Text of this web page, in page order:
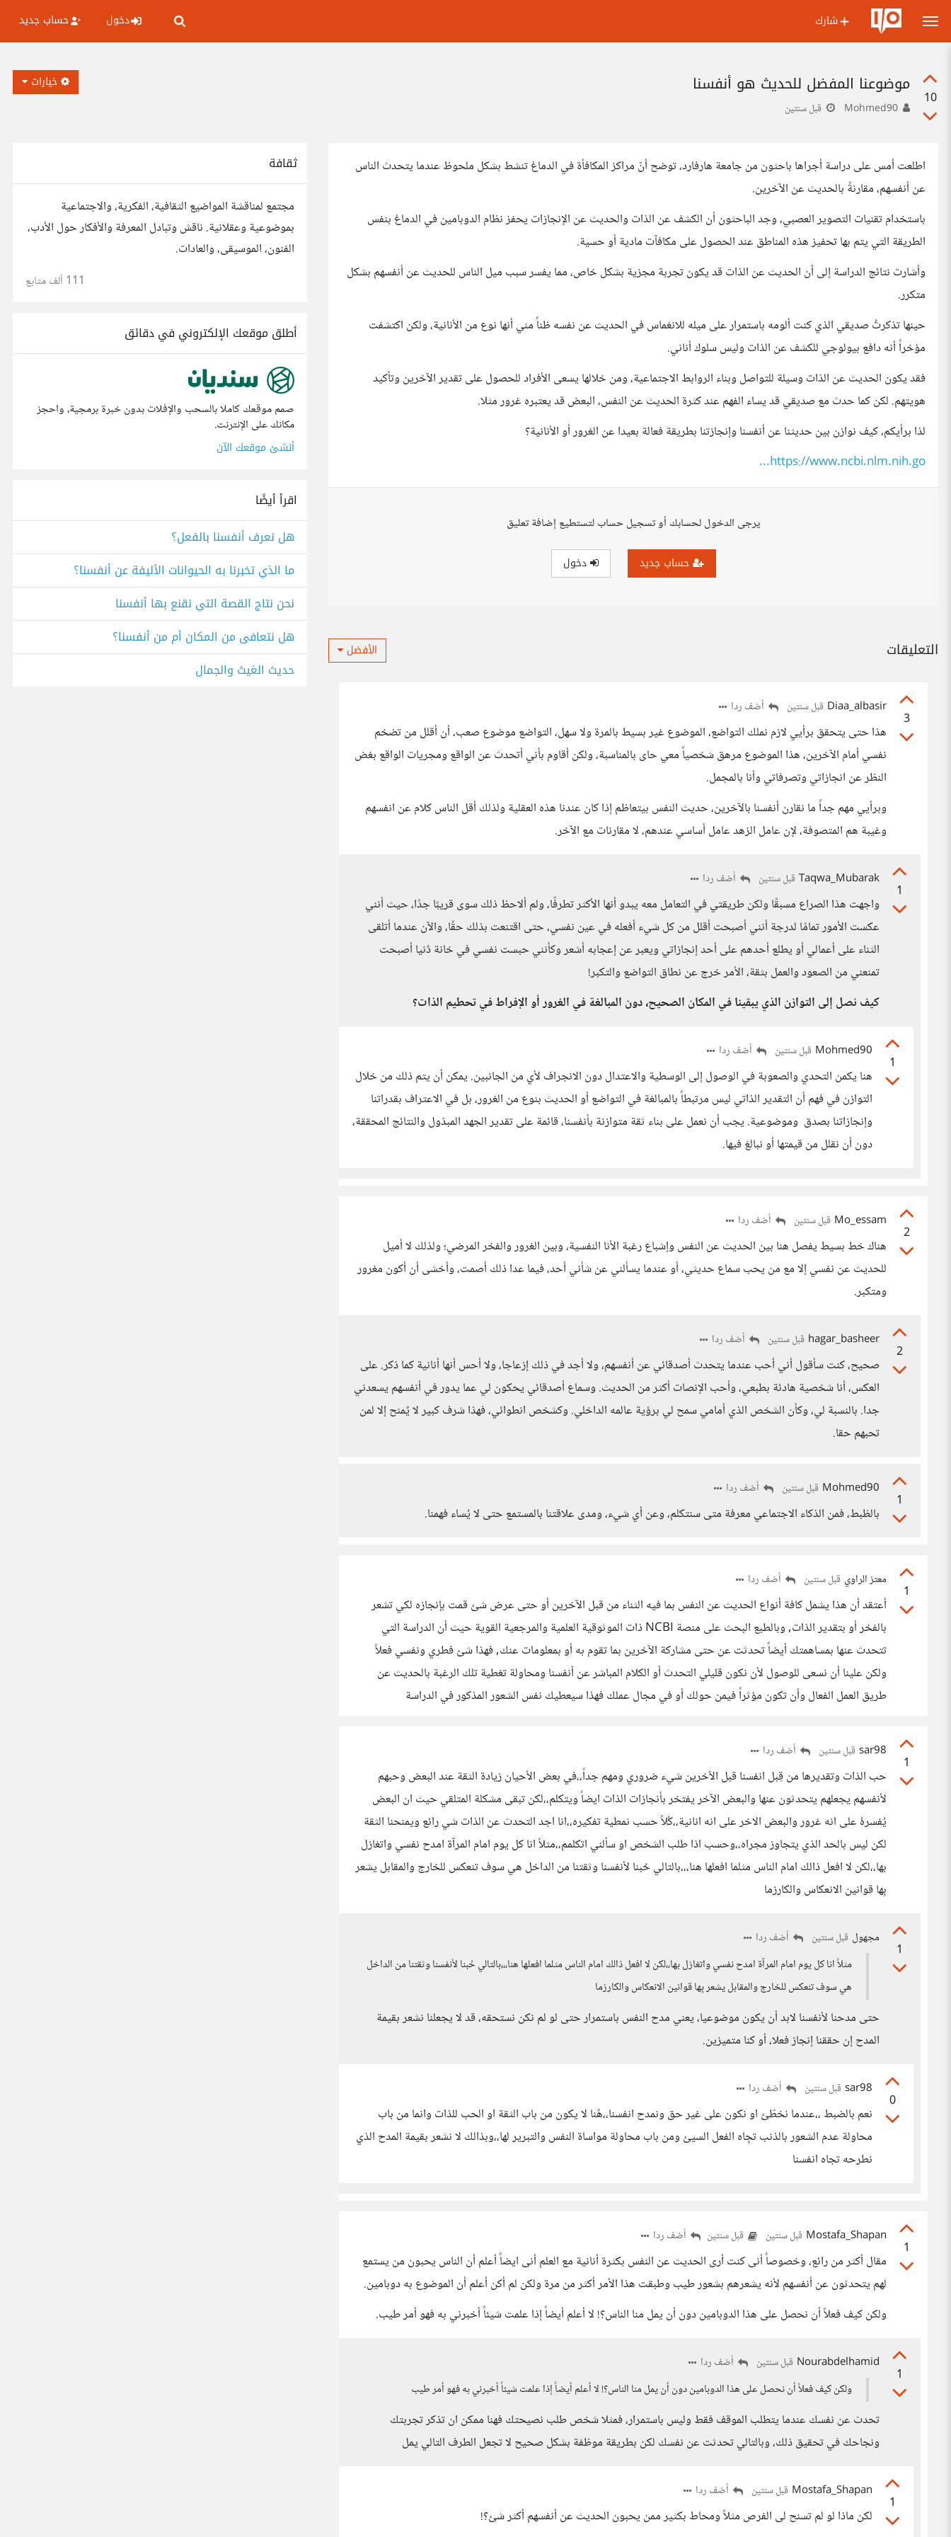
شارك دخول حساب جديد
10
موضوعنا المفضل للحديث هو أنفسنا
قبل سنتين
خيارات
اطلعت أمس على دراسة أجراها باحثون من جامعة هارفارد، توضح أنّ مراكز المكافأة في الدماغ تنشط بشكل ملحوظ عندما يتحدث الناس
عن أنفسهم، مقارنةً بالحديث عن الآخرين.
باستخدام تقنيات التصوير العصبي، وجد الباحثون أن الكشف عن الذات والحديث عن الإنجازات يحفز نظام الدوبامين في الدماغ بنفس
الطريقة التي يتم بها تحفيز هذه المناطق عند الحصول على مكافآت مادية أو حسية.
وأشارت نتائج الدراسة إلى أن الحديث عن الذات قد يكون تجربة مجزية بشكل خاص، مما يفسر سبب ميل الناس للحديث عن أنفسهم بشكل
متكرر.
حينها تذكرتُ صديقي الذي كنت ألومه باستمرار على ميله للانغماس في الحديث عن نفسه ظناً مني أنها نوع من الأنانية، ولكن اكتشفت
مؤخراً أنه دافع بيولوجي للكشف عن الذات وليس سلوك أناني.
فقد يكون الحديث عن الذات وسيلة للتواصل وبناء الروابط الاجتماعية، ومن خلالها يسعى الأفراد للحصول على تقدير الآخرين وتأكيد
هويتهم. لكن كما حدث مع صديقي قد يساء الفهم عند كثرة الحديث عن النفس، البعض قد يعتبره غرور مثلا.
لذا برأيكم، كيف نوازن بين حديثنا عن أنفسنا وإنجازتنا بطريقة فعالة بعيدا عن الغرور أو الأنانية؟
https://www.ncbi.nlm.nih.go...
يرجى الدخول لحسابك أو تسجيل حساب لتستطيع إضافة تعليق
حساب جديد دخول
التعليقات الأفضل
3
Diaa_albasir قبل سنتين أضف ردا
هذا حتى يتحقق برأيي لازم نملك التواضع، الموضوع غير بسيط بالمرة ولا سهل، التواضع موضوع صعب، أن أقلل من تضخم
نفسي أمام الآخرين، هذا الموضوع مرهق شخصياً معي حاى بالمناسبة، ولكن أقاوم بأني أتحدث عن الواقع ومجريات الواقع بغض
النظر عن انجازاتي وتصرفاتي وأنا بالمجمل.
وبرأيي مهم جداً ما نقارن أنفسنا بالآخرين، حديث النفس بيتعاظم إذا كان عندنا هذه العقلية ولذلك أقل الناس كلام عن انفسهم
وغيبة هم المتصوفة، لإن عامل الزهد عامل أساسي عندهم، لا مقارنات مع الآخر.
1
Taqwa_Mubarak قبل سنتين أضف ردا
واجهت هذا الصراع مسبقًا ولكن طريقتي في التعامل معه يبدو أنها الأكثر تطرفًا، ولم ألاحظ ذلك سوى قريبًا جدًا، حيث أنني
عكست الأمور تمامًا لدرجة أنني أصبحت أقلل من كل شيء أفعله في عين نفسي، حتى اقتنعت بذلك حقًا، والآن عندما أتلقى
الثناء على أعمالي أو يطلع أحدهم على أحد إنجازاتي ويعبر عن إعجابه أشعر وكأنني حبست نفسي في خانة دُنيا أصبحت
تمنعني من الصعود والعمل بثقة، الأمر خرج عن نطاق التواضع والتكبر!
كيف نصل إلى التوازن الذي يبقينا في المكان الصحيح، دون المبالغة في الغرور أو الإفراط في تحطيم الذات؟
1
Mohmed90 قبل سنتين أضف ردا
هنا يكمن التحدي والصعوبة في الوصول إلى الوسطية والاعتدال دون الانجراف لأي من الجانبين. يمكن أن يتم ذلك من خلال
التوازن في فهم أن التقدير الذاتي ليس مرتبطاً بالمبالغة في التواضع أو الحديث بنوع من الغرور، بل في الاعتراف بقدراتنا
وإنجازاتنا بصدق وموضوعية. يجب أن نعمل على بناء ثقة متوازنة بأنفسنا، قائمة على تقدير الجهد المبذول والنتائج المحققة،
دون أن نقلل من قيمتها أو نبالغ فيها.
2
Mo_essam قبل سنتين أضف ردا
هناك خط بسيط يفصل هنا بين الحديث عن النفس وإشباع رغبة الأنا النفسية، وبين الغرور والفخر المرضي؛ ولذلك لا أميل
للحديث عن نفسي إلا مع من يحب سماع حديثي، أو عندما يسألني عن شأني أحد، فيما عدا ذلك أصمت، وأخشى أن أكون مغرور
ومتكبر.
2
hagar_basheer قبل سنتين أضف ردا
صحيح، كنت سأقول أني أحب عندما يتحدث أصدقائي عن أنفسهم، ولا أجد في ذلك إزعاجا، ولا أحس أنها أنانية كما ذكر. على
العكس، أنا شخصية هادئة بطبعي، وأحب الإنصات أكثر من الحديث. وسماع أصدقائي يحكون لي عما يدور في أنفسهم يسعدني
جدا. بالنسبة لي، وكأن الشخص الذي أمامي سمح لي برؤية عالمه الداخلي. وكشخص انطوائي، فهذا شرف كبير لا يٌمنح إلا لمن
تحبهم حقا.
1
Mohmed90 قبل سنتين أضف ردا
بالظبط، فمن الذكاء الاجتماعي معرفة متى سنتكلم، وعن أي شيء، ومدى علاقتنا بالمستمع حتى لا يُساء فهمنا.
1
معتز الراوي قبل سنتين أضف ردا
أعتقد أن هذا يشمل كافة أنواع الحديث عن النفس بما فيه الثناء من قبل الآخرين أو حتى عرض شئ قمت بإنجازه لكي تشعر
بالفخر أو بتقدير الذات, وبالطبع البحث على منصة NCBI ذات الموثوقية العلمية والمرجعية القوية حيث أن الدراسة التي
تتحدث عنها بمساهمتك أيضاً تحدثت عن حتى مشاركة الآخرين بما تقوم به أو بمعلومات عنك, فهذا شئ فطري ونفسي فعلاً
ولكن علينا أن نسعى للوصول لأن نكون قليلي التحدث أو الكلام المباشر عن أنفسنا ومحاولة تغطية تلك الرغبة بالحديث عن
طريق العمل الفعال وأن تكون مؤثراً فيمن حولك أو في مجال عملك فهذا سيعطيك نفس الشعور المذكور في الدراسة
1
sar98 قبل سنتين أضف ردا
حب الذات وتقديرها من قِبل انفسنا قبل الآخرين شيء ضروري ومهم جداً،،في بعض الأحيان زيادة الثقة عند البعض وحبهم
لأنفسهم يجعلهم يتحدثون عنها والبعض الآخر يفتخر بأنجازات الذات ايضاً ويتكلم،،لكن تبقى مشكلة المتلقي حيث ان البعض
يُفسرهُ على انه غرور والبعض الاخر على انه انانية،،كُلاً حسب نمطية تفكيره،،انا اجد التحدث عن الذات شي رائع ويمنحنا الثقة
لكن ليس بالحد الذي يتجاوز مجراه،،وحسب اذا طلب الشخص او سألني اتكلمم،،مثلاً انا كل يوم امام المرآة امدح نفسي واتغازل
بها،،لكن لا افعل ذالك امام الناس مثلما افعلها هنا،،،بالتالي حُبنا لأنفسنا وثقتنا من الداخل هي سوف تنعكس للخارج والمقابل يشعر
بِها قوانين الانعكاس والكارزما
1
مجهول قبل سنتين
أضف ردا
مثلاً انا كل يوم امام المرآة امدح نفسي واتغازل بها،،لكن لا افعل ذالك امام الناس مثلما افعلها هنا،،،بالتالي حُبنا لأنفسنا وثقتنا من الداخل
هي سوف تنعكس للخارج والمقابل يشعر بِها قوانين الانعكاس والكارزما
حتى مدحنا لأنفسنا لابد أن يكون موضوعيا، يعني مدح النفس باستمرار حتى لو لم نكن نستحقه، قد لا يجعلنا نشعر بقيمة
المدح إن حققنا إنجاز فعلا، أو كنا متميزين.
0
sar98 قبل سنتين أضف ردا
نعم بالضبط ،،عندما نخطّئ او نكون على غير حق ونمدح انفسنا،،هُنا لا يكون من باب الثقة او الحب للذات وانما من باب
محاولة عدم الشعور بالذنب تجِاه الفعل السيئ ومن باب محاولة مواساة النفس والتبرير لها،،وبذالك لا نشعر بقيمة المدح الذي
نطرحه تجاه انفسنا
1
Mostafa_Shapan قبل سنتين قبل سنتين أضف ردا
مقال أكثر من رائع، وخصوصاً أنى كنت أرى الحديث عن النفس بكثرة أنانية مع العلم أنى ايضاً أعلم أن الناس يحبون من يستمع
لهم يتحدثون عن أنفسهم لأنه يشعرهم بشعور طيب وطبقت هذا الأمر أكثر من مرة ولكن لم أكن أعلم أن الموضوع به دوبامين.
ولكن كيف فعلاً أن نحصل على هذا الدوبامين دون أن يمل منا الناس؟! لا أعلم أيضاً إذا علمت شيئاً أخبرني به فهو أمر طيب.
1
Nourabdelhamid قبل سنتين
أضف ردا
ولكن كيف فعلاً أن نحصل على هذا الدوبامين دون أن يمل منا الناس؟! لا أعلم أيضاً إذا علمت شيئاً أخبرني به فهو أمر طيب
تحدث عن نفسك عندما يتطلب الموقف فقط وليس باستمرار، فمثلا شخص طلب نصيحتك فهنا ممكن ان تذكر تجربتك
ونجاحك في تحقيق ذلك، وبالتالي تحدثت عن نفسك لكن بطريقة موظفة بشكل صحيح لا تجعل الطرف التالي يمل
1
Mostafa_Shapan قبل سنتين أضف ردا
لكن ماذا لو لم تسنح لى الفرص مثلاً ومحاط بكثير ممن يحبون الحديث عن أنفسهم أكثر شئ؟!
ثقافة
مجتمع لمناقشة المواضيع الثقافية، الفكرية، والاجتماعية
بموضوعية وعقلانية. ناقش وتبادل المعرفة والأفكار حول الأدب،
الفنون، الموسيقى، والعادات.
111 ألف متابع
أطلق موقعك الإلكتروني في دقائق
صمم موقعك كاملا بالسحب والإفلات بدون خبرة برمجية، واحجز
مكانك على الإنترنت.
أنشئ موقعك الآن
اقرأ أيضًا
هل نعرف أنفسنا بالفعل؟
ما الذي تخبرنا به الحيوانات الأليفة عن أنفسنا؟
نحن نتاج القصة التي نقنع بها أنفسنا
هل نتعافى من المكان أم من أنفسنا؟
حديث الغيث والجمال